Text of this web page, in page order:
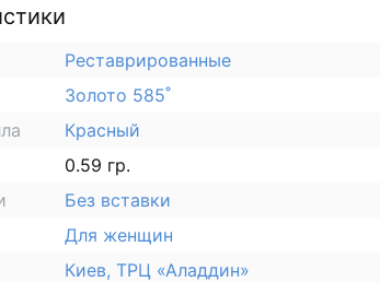
Реставрированные
Золото 585˚
Красный
0.59 гр.
Без вставки
Для женщин
Киев, ТРЦ «Аладдин»